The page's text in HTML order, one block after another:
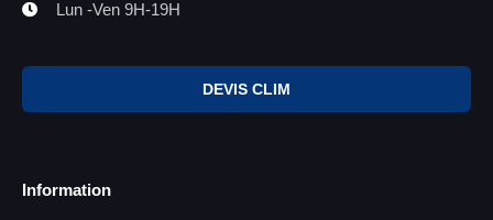
Lun -Ven 9H-19H
DEVIS CLIM
Information